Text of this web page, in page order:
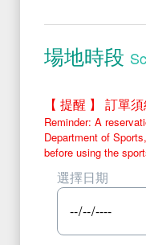
場地時段
【 提醒 】 訂單
Reminder: A
Department of
before using the
選擇日期